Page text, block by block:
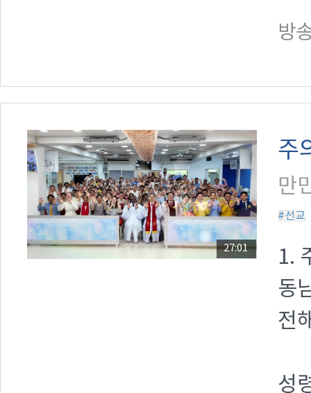
방
27:01
주
만
#선교
1.
동
전
성